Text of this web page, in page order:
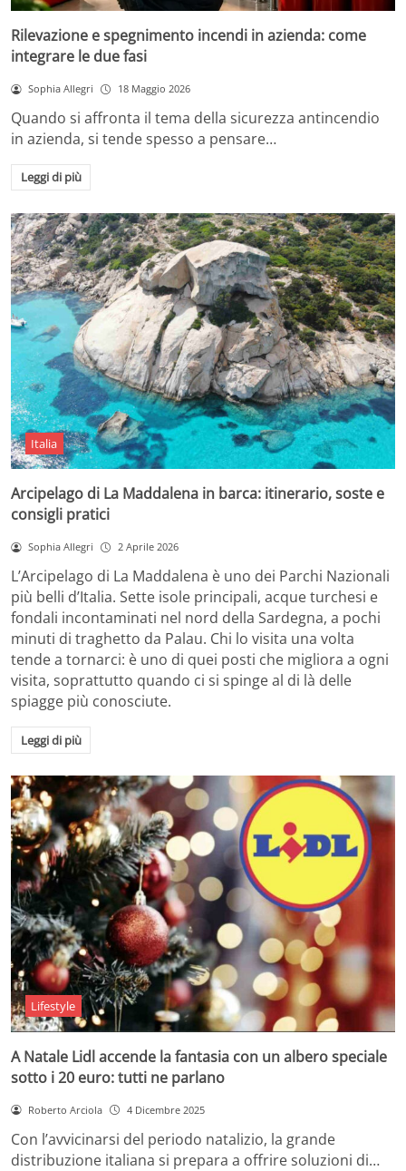
Rilevazione e spegnimento incendi in azienda: come
integrare le due fasi
Sophia Allegri 18 Maggio 2026
Quando si affronta il tema della sicurezza antincendio
in azienda, si tende spesso a pensare…
Leggi di più
Italia
Arcipelago di La Maddalena in barca: itinerario, soste e
consigli pratici
Sophia Allegri 2 Aprile 2026
L’Arcipelago di La Maddalena è uno dei Parchi Nazionali
più belli d’Italia. Sette isole principali, acque turchesi e
fondali incontaminati nel nord della Sardegna, a pochi
minuti di traghetto da Palau. Chi lo visita una volta
tende a tornarci: è uno di quei posti che migliora a ogni
visita, soprattutto quando ci si spinge al di là delle
spiagge più conosciute.
Leggi di più
Lifestyle
A Natale Lidl accende la fantasia con un albero speciale
sotto i 20 euro: tutti ne parlano
Roberto Arciola 4 Dicembre 2025
Con l’avvicinarsi del periodo natalizio, la grande
distribuzione italiana si prepara a offrire soluzioni di…